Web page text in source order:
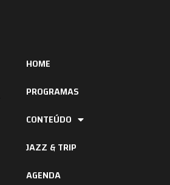
HOME
PROGRAMAS
CONTEÚDO
JAZZ & TRIP
AGENDA